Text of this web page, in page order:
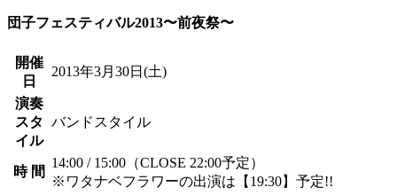
団子フェスティバル2013〜前夜祭〜
開催
日
2013年3月30日 (土)
演奏
スタ
イル
バンドスタイル
時 間
14:00 / 15:00（CLOSE 22:00予定）
※ワタナベフラワーの出演は【19:30】予定!!